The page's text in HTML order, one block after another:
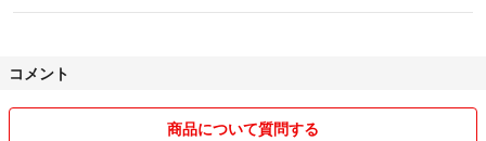
コメント
商品について質問する